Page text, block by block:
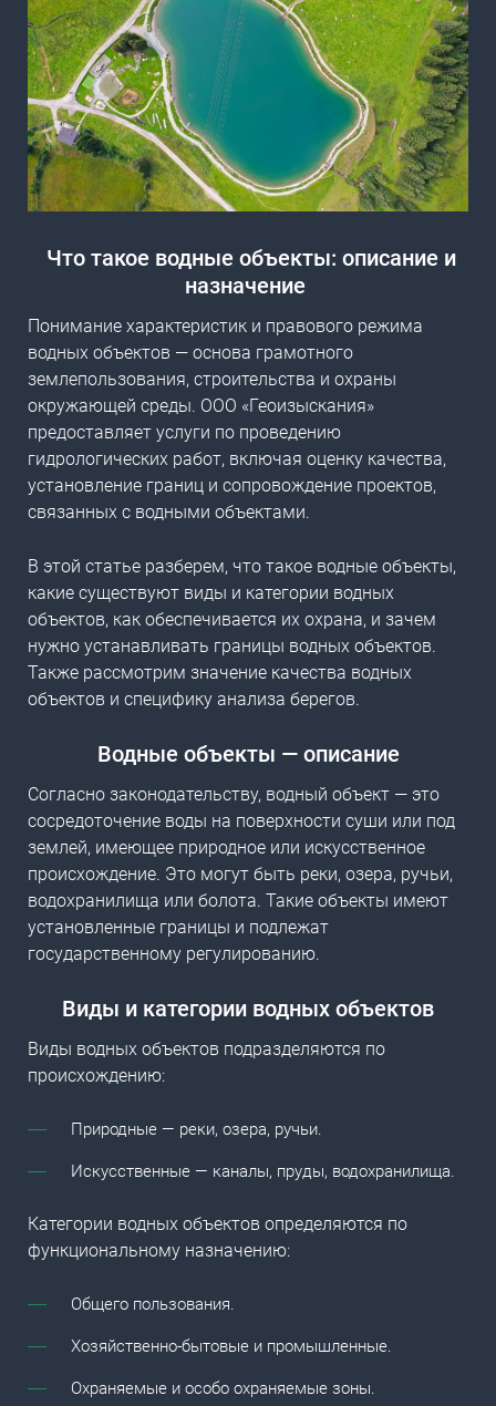
Что такое водные объекты: описание и
назначение
Понимание характеристик и правового режима
водных объектов — основа грамотного
землепользования, строительства и охраны
окружающей среды. ООО «Геоизыскания»
предоставляет услуги по проведению
гидрологических работ, включая оценку качества,
установление границ и сопровождение проектов,
связанных с водными объектами.
В этой статье разберем, что такое водные объекты,
какие существуют виды и категории водных
объектов, как обеспечивается их охрана, и зачем
нужно устанавливать границы водных объектов.
Также рассмотрим значение качества водных
объектов и специфику анализа берегов.
Водные объекты — описание
Согласно законодательству, водный объект — это
сосредоточение воды на поверхности суши или под
землей, имеющее природное или искусственное
происхождение. Это могут быть реки, озера, ручьи,
водохранилища или болота. Такие объекты имеют
установленные границы и подлежат
государственному регулированию.
Виды и категории водных объектов
Виды водных объектов подразделяются по
происхождению:
Природные — реки, озера, ручьи.
Искусственные — каналы, пруды, водохранилища.
Категории водных объектов определяются по
функциональному назначению:
Общего пользования.
Хозяйственно-бытовые и промышленные.
Охраняемые и особо охраняемые зоны.